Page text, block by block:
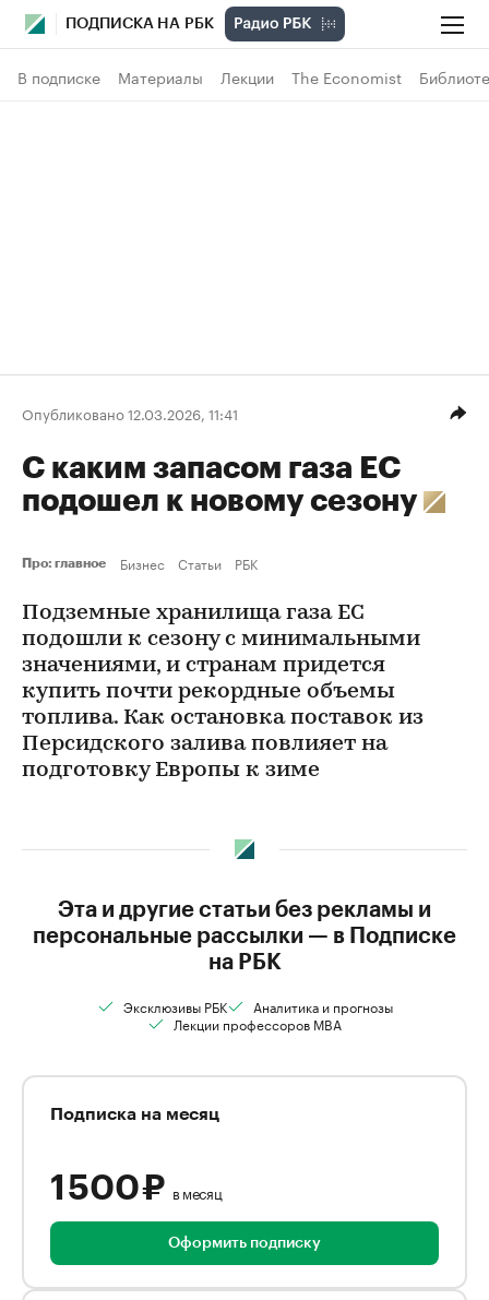
ПОДПИСКА НА РБК
В подписке Материалы Лекции The Economist
Опубликовано 12.03.2026, 11:41
С каким запасом газа ЕС
подошел к новому сезону
Про: главное Бизнес Статьи РБК
Подземные хранилища газа ЕС
подошли к сезону с минимальными
значениями, и странам придется
купить почти рекордные объемы
топлива. Как остановка поставок из
Персидского залива повлияет на
подготовку Европы к зиме
Эта и другие статьи без рекламы и
персональные рассылки — в Подписке
на РБК
Эксклюзивы РБК
Аналитика и прогнозы
Лекции профессоров MBA
Подписка на месяц
1 500 ₽ в месяц
Оформить подписку